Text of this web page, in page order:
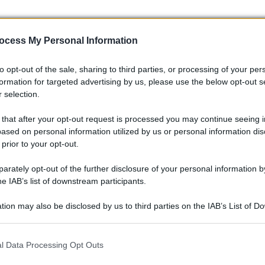
My Personal Information
opt-out of the sale, sharing to third parties, or processing of your
for targeted advertising by us, please use the below opt-out
selection.
that after your opt-out request is processed you may continue seeing
on personal information utilized by us or personal information
to your opt-out.
opt-out of the further disclosure of your personal information
IAB’s list of downstream participants.
may also be disclosed by us to third parties on the IAB’s List of
including but not limited to your visit or usage behaviour. You may click
Data Processing Opt Outs
Categorie
Sport
MotoGP a Brno: perché il
circuito della Repubblica
Ceca è un banco di prova e
quando potrebbe rientrare